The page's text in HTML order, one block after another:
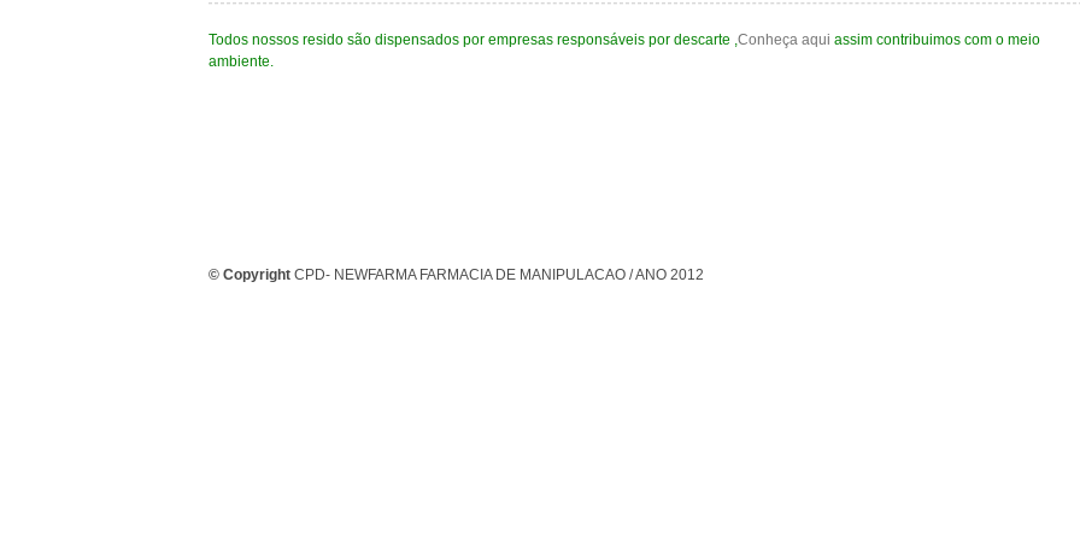
Todos nossos resido são dispensados por empresas responsáveis por descarte ,Conheça aqui assim contribuimos com o meio
ambiente.
© Copyright CPD- NEWFARMA FARMACIA DE MANIPULACAO / ANO 2012